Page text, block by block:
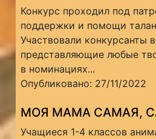
Конкурс проходил под
поддержки и помощи
Участвовали конкурсанты
представляющие любые
в номинациях...
Опубликовано: 27/11/2022
МОЯ МАМА САМАЯ,
Учащиеся 1-4 классов